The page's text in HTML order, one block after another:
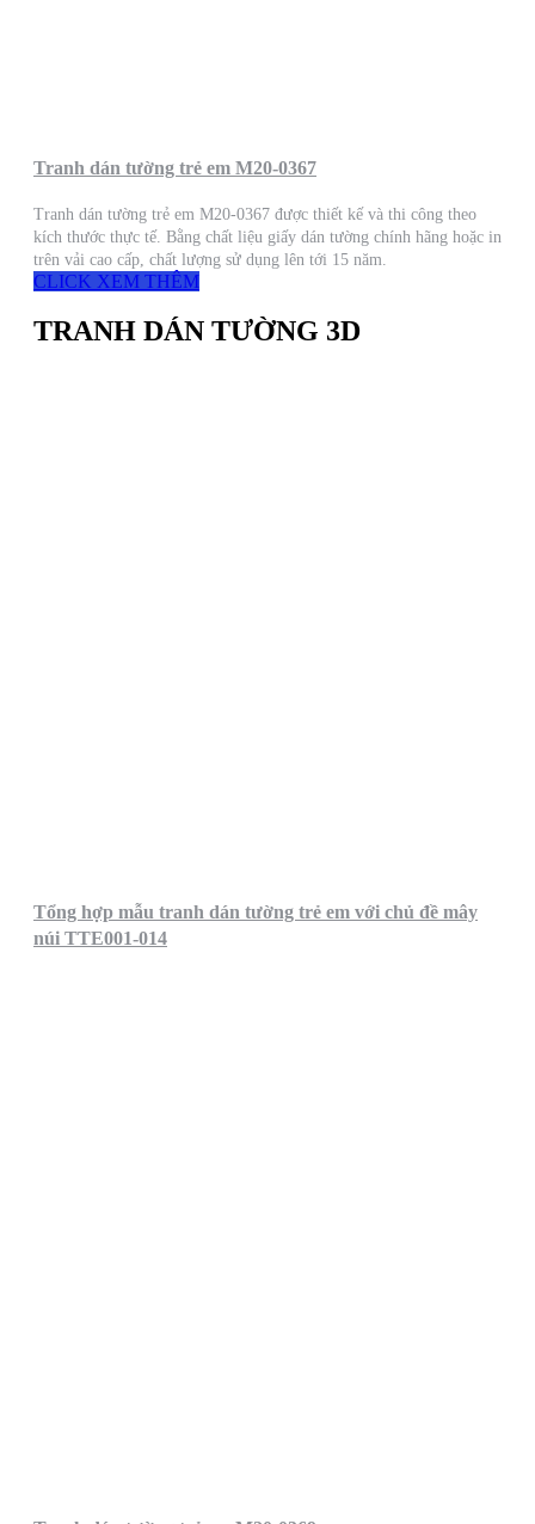
Tranh dán tường trẻ em M20-0367
Tranh dán tường trẻ em M20-0367 được thiết kế và thi công theo
kích thước thực tế. Bằng chất liệu giấy dán tường chính hãng hoặc in
trên vải cao cấp, chất lượng sử dụng lên tới 15 năm.
CLICK XEM THÊM
TRANH DÁN TƯỜNG 3D
Tổng hợp mẫu tranh dán tường trẻ em với chủ đề mây
núi TTE001-014